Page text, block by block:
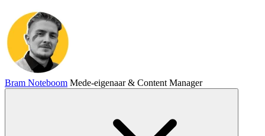
Bram Noteboom Mede-eigenaar & Content Manager